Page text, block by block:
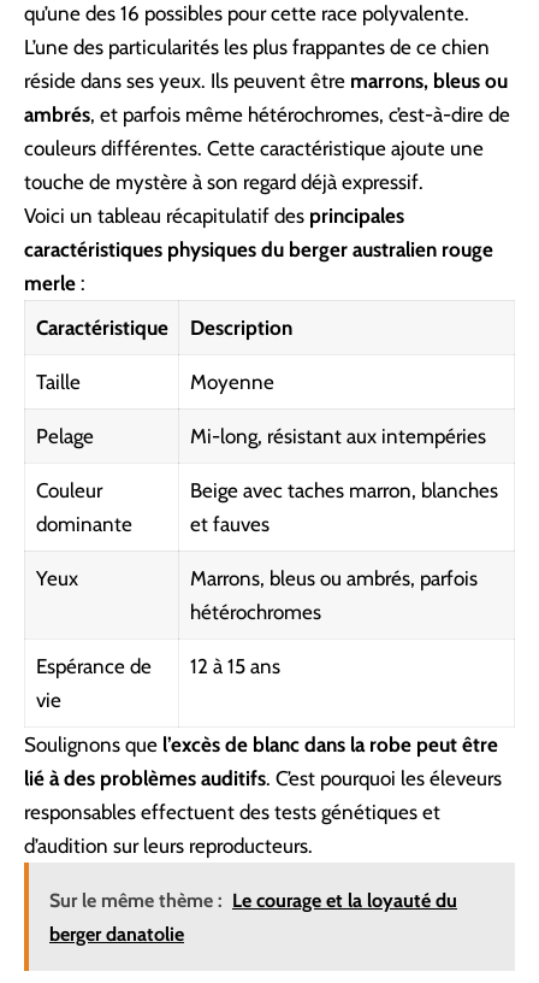
qu’une des 16 possibles pour cette race polyvalente.
L’une des particularités les plus frappantes de ce chien
réside dans ses yeux. Ils peuvent être marrons, bleus ou
ambrés, et parfois même hétérochromes, c’est-à-dire de
couleurs différentes. Cette caractéristique ajoute une
touche de mystère à son regard déjà expressif.
Voici un tableau récapitulatif des principales
caractéristiques physiques du berger australien rouge
merle :
Caractéristique
Description
Taille Moyenne
Pelage Mi-long, résistant aux intempéries
Couleur
dominante
Beige avec taches marron, blanches
et fauves
Yeux
Marrons, bleus ou ambrés, parfois
hétérochromes
Espérance de
vie
12 à 15 ans
Soulignons que l’excès de blanc dans la robe peut être
lié à des problèmes auditifs. C’est pourquoi les éleveurs
responsables effectuent des tests génétiques et
d’audition sur leurs reproducteurs.
Sur le même thème : Le courage et la loyauté du
berger danatolie